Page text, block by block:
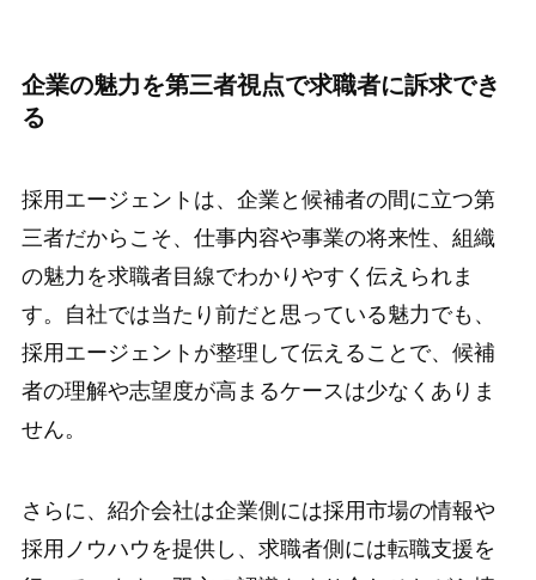
企業の魅力を第三者視点で求職者に訴求でき
る
採用エージェントは、企業と候補者の間に立つ第
三者だからこそ、仕事内容や事業の将来性、組織
の魅力を求職者目線でわかりやすく伝えられま
す。自社では当たり前だと思っている魅力でも、
採用エージェントが整理して伝えることで、候補
者の理解や志望度が高まるケースは少なくありま
せん。
さらに、紹介会社は企業側には採用市場の情報や
採用ノウハウを提供し、求職者側には転職支援を